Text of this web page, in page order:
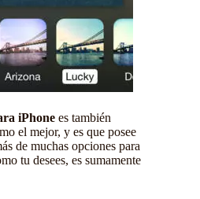
iPhone es también
el mejor, y es que posee
de muchas opciones para
tu desees, es sumamente